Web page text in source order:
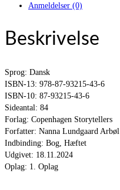
Anmeldelser (0)
Beskrivelse
Sprog: Dansk
ISBN-13: 978-87-93215-43-6
ISBN-10: 87-93215-43-6
Sideantal: 84
Forlag: Copenhagen Storytellers
Forfatter: Nanna Lundgaard Arbøl
Indbinding: Bog, Hæftet
Udgivet: 18.11.2024
Oplag: 1. Oplag